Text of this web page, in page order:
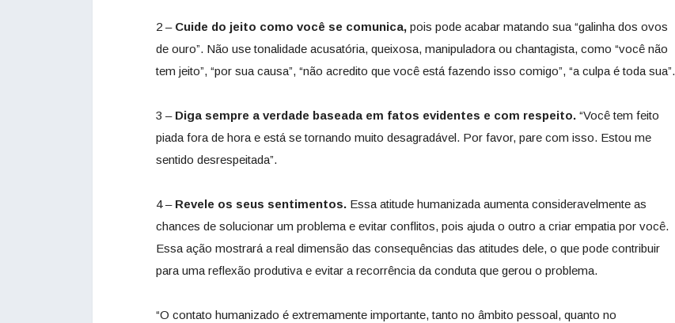
2 – Cuide do jeito como você se comunica, pois pode acabar matando sua “galinha dos ovos
de ouro”. Não use tonalidade acusatória, queixosa, manipuladora ou chantagista, como “você não
tem jeito”, “por sua causa”, “não acredito que você está fazendo isso comigo”, “a culpa é toda sua”.
3 – Diga sempre a verdade baseada em fatos evidentes e com respeito. “Você tem feito
piada fora de hora e está se tornando muito desagradável. Por favor, pare com isso. Estou me
sentido desrespeitada”.
4 – Revele os seus sentimentos. Essa atitude humanizada aumenta consideravelmente as
chances de solucionar um problema e evitar conflitos, pois ajuda o outro a criar empatia por você.
Essa ação mostrará a real dimensão das consequências das atitudes dele, o que pode contribuir
para uma reflexão produtiva e evitar a recorrência da conduta que gerou o problema.
“O contato humanizado é extremamente importante, tanto no âmbito pessoal, quanto no